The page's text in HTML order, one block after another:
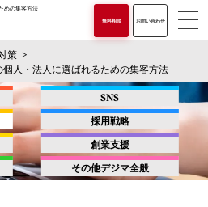
めの集客方法
無料相談 お問い合わせ
策
人・法人に選ばれるための集客方法
SNS
採用戦略
創業支援
その他デジマ全般